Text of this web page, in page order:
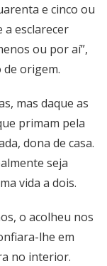
e cinco ou
a esclarecer
ou por aí”,
origem.
mas daque as
primam pela
dona de casa.
seja
vida a dois.
o acolheu nos
lhe em
no interior.